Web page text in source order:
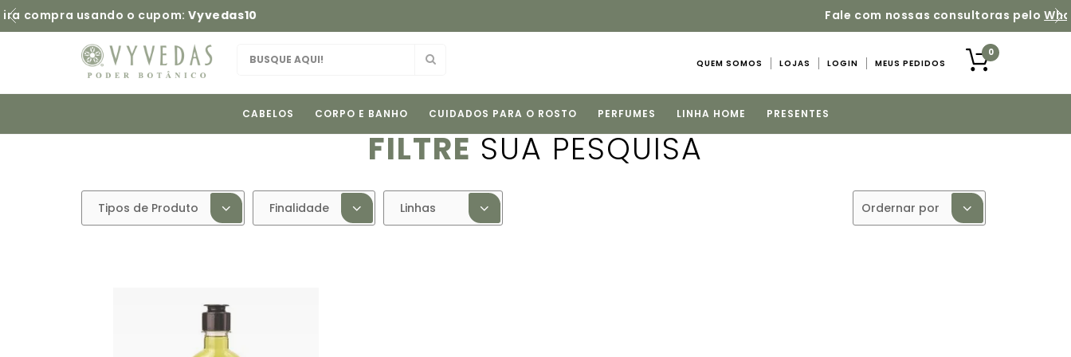
e tire suas dúvidas sobre os produtos
QUEM SOMOS LOJAS LOGIN MEUS PEDIDOS
0
CABELOS CORPO E BANHO CUIDADOS PARA O ROSTO PERFUMES LINHA HOME PRESENTES
FILTRESUA PESQUISA
Tipos de Produto Finalidade Linhas Ordernar por